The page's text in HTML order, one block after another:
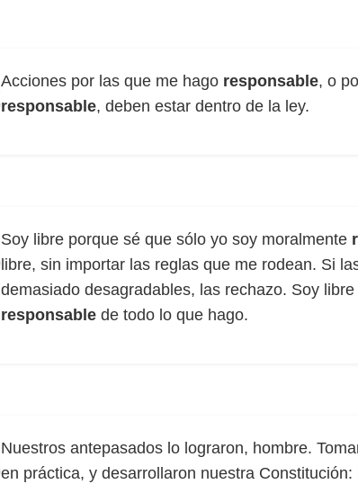
Acciones por las que me hago responsable, o
responsable, deben estar dentro de la ley.
Soy libre porque sé que sólo yo soy moralmente
libre, sin importar las reglas que me rodean. Si
demasiado desagradables, las rechazo. Soy
responsable de todo lo que hago.
Nuestros antepasados lo lograron, hombre.
en práctica, y desarrollaron nuestra